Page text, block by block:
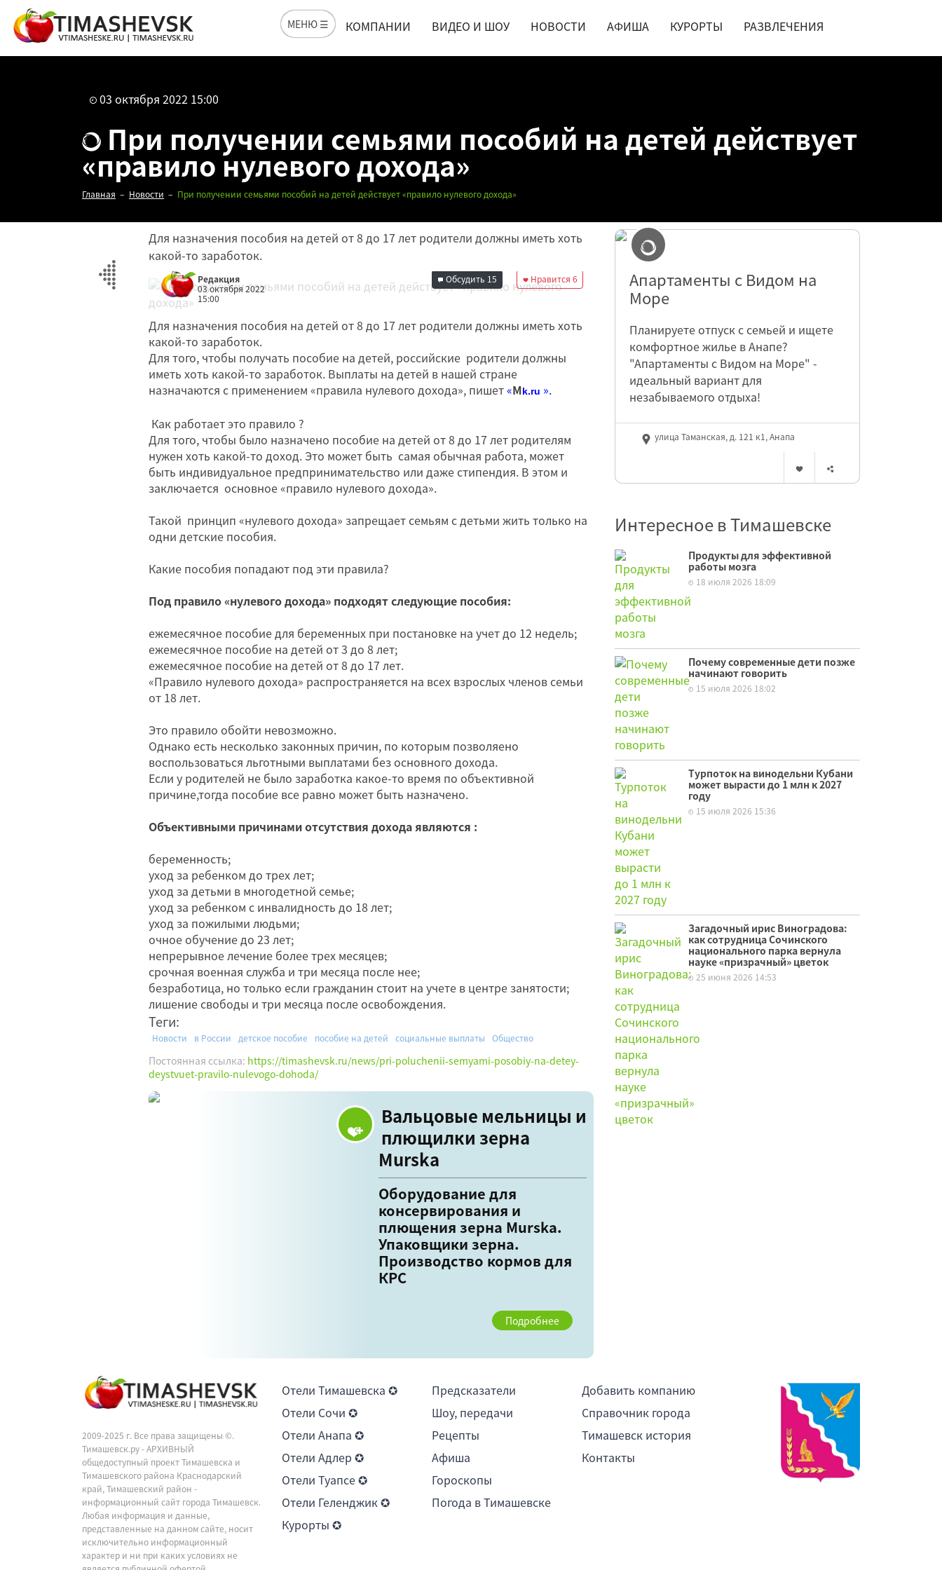
МЕНЮ ☰ КОМПАНИИ ВИДЕО И ШОУ НОВОСТИ АФИША КУРОРТЫ РАЗВЛЕЧЕНИЯ
03 октября 2022 15:00
При получении семьями пособий на детей действует
«правило нулевого дохода»
Главная Новости При получении семьями пособий на детей действует «правило нулевого дохода»
Для назначения пособия на детей от 8 до 17 лет родители должны иметь хоть
какой-то заработок.
Редакция
03 октября 2022
15:00
Нравится 6
Обсудить 15
Для назначения пособия на детей от 8 до 17 лет родители должны иметь хоть
какой-то заработок.
Для того, чтобы получать пособие на детей, российские родители должны
иметь хоть какой-то заработок. Выплаты на детей в нашей стране
назначаются с применением «правила нулевого дохода», пишет«Мk.ru ».
Как работает это правило ?
Для того, чтобы было назначено пособие на детей от 8 до 17 лет родителям
нужен хоть какой-то доход. Это может быть самая обычная работа, может
быть индивидуальное предпринимательство или даже стипендия. В этом и
заключается основное «правило нулевого дохода».
Такой принцип «нулевого дохода» запрещает семьям с детьми жить только на
одни детские пособия.
Какие пособия попадают под эти правила?
Под правило «нулевого дохода» подходят следующие пособия:
ежемесячное пособие для беременных при постановке на учет до 12 недель;
ежемесячное пособие на детей от 3 до 8 лет;
ежемесячное пособие на детей от 8 до 17 лет.
«Правило нулевого дохода» распространяется на всех взрослых членов семьи
от 18 лет.
Это правило обойти невозможно.
Однако есть несколько законных причин, по которым позволяено
воспользоваться льготными выплатами без основного дохода.
Если у родителей не было заработка какое-то время по объективной
причине,тогда пособие все равно может быть назначено.
Объективными причинами отсутствия дохода являются :
беременность;
уход за ребенком до трех лет;
уход за детьми в многодетной семье;
уход за ребенком с инвалидность до 18 лет;
уход за пожилыми людьми;
очное обучение до 23 лет;
непрерывное лечение более трех месяцев;
срочная военная служба и три месяца после нее;
безработица, но только если гражданин стоит на учете в центре занятости;
лишение свободы и три месяца после освобождения.
Теги:
Новости в России детское пособие пособие на детей социальные выплаты Общество
Постоянная ссылка: https://timashevsk.ru/news/pri-poluchenii-semyami-posobiy-na-detey-
deystvuet-pravilo-nulevogo-dohoda/
Вальцовые мельницы и
плющилки зерна
Murska
Оборудование для
консервирования и
плющения зерна Murska.
Упаковщики зерна.
Производство кормов для
КРС
Подробнее
Апартаменты с Видом на
Море
Планируете отпуск с семьей и ищете
комфортное жилье в Анапе?
"Апартаменты с Видом на Море" -
идеальный вариант для
незабываемого отдыха!
улица Таманская, д. 121 к1, Анапа
Интересное в Тимашевске
Продукты для эффективной
работы мозга
18 июля 2026 18:09
Почему современные дети позже
начинают говорить
15 июля 2026 18:02
Турпоток на винодельни Кубани
может вырасти до 1 млн к 2027
году
15 июля 2026 15:36
Загадочный ирис Виноградова:
как сотрудница Сочинского
национального парка вернула
науке «призрачный» цветок
25 июня 2026 14:53
2009-2025 г. Все права защищены ©.
Тимашевск.ру - АРХИВНЫЙ
общедоступный проект Тимашевска и
Тимашевского района Краснодарский
край, Тимашевский район -
информационный сайт города Тимашевск.
Любая информация и данные,
представленные на данном сайте, носит
исключительно информационный
характер и ни при каких условиях не
Отели Тимашевска ✪
Отели Сочи ✪
Отели Анапа ✪
Отели Адлер ✪
Отели Туапсе ✪
Отели Геленджик ✪
Курорты ✪
Предсказатели
Шоу, передачи
Рецепты
Афиша
Гороскопы
Погода в Тимашевске
Добавить компанию
Справочник города
Тимашевск история
Контакты